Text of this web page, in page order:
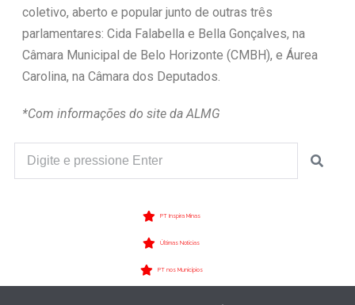
coletivo, aberto e popular junto de outras três
parlamentares: Cida Falabella e Bella Gonçalves, na
Câmara Municipal de Belo Horizonte (CMBH), e Áurea
Carolina, na Câmara dos Deputados.
*Com informações do site da ALMG
PT Inspira Minas
Últimas Notícias
PT nos Municípios